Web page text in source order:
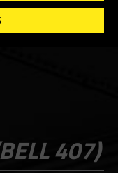
Search
407)